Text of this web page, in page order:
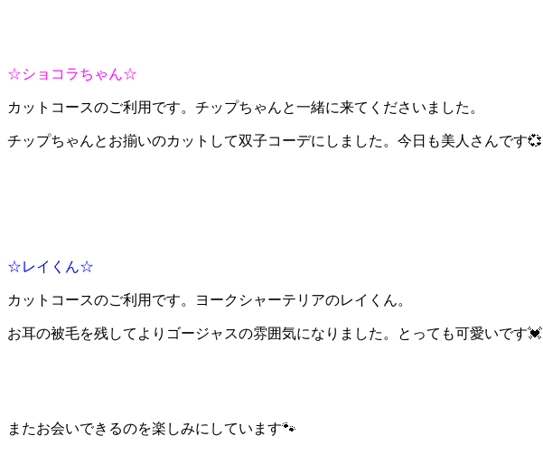
☆ショコラちゃん☆
カットコースのご利用です。チップちゃんと一緒に来てくださいました。
チップちゃんとお揃いのカットして双子コーデにしました。今日も美人さんです💞
☆レイくん☆
カットコースのご利用です。ヨークシャーテリアのレイくん。
お耳の被毛を残してよりゴージャスの雰囲気になりました。とっても可愛いです💓
またお会いできるのを楽しみにしています🐾